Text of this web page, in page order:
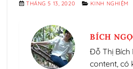
THÁNG 5 13, 2020 KINH NGHIỆM
BÍCH
Đỗ Thị Bích
content, có